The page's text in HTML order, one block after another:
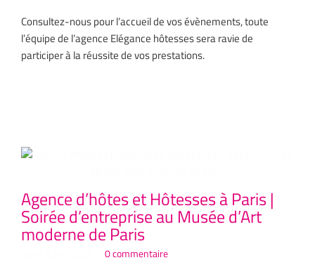
Consultez-nous pour l’accueil de vos évènements, toute
l’équipe de l’agence Elégance hôtesses sera ravie de
participer à la réussite de vos prestations.
Agence d’hôtes et Hôtesses à Paris |
Soirée d’entreprise au Musée d’Art
moderne de Paris
0 commentaire